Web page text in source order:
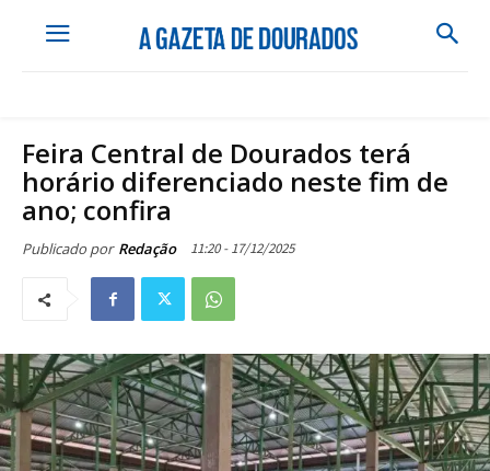
Feira Central de Dourados terá
horário diferenciado neste fim de
ano; confira
Publicado por Redação 11:20 - 17/12/2025